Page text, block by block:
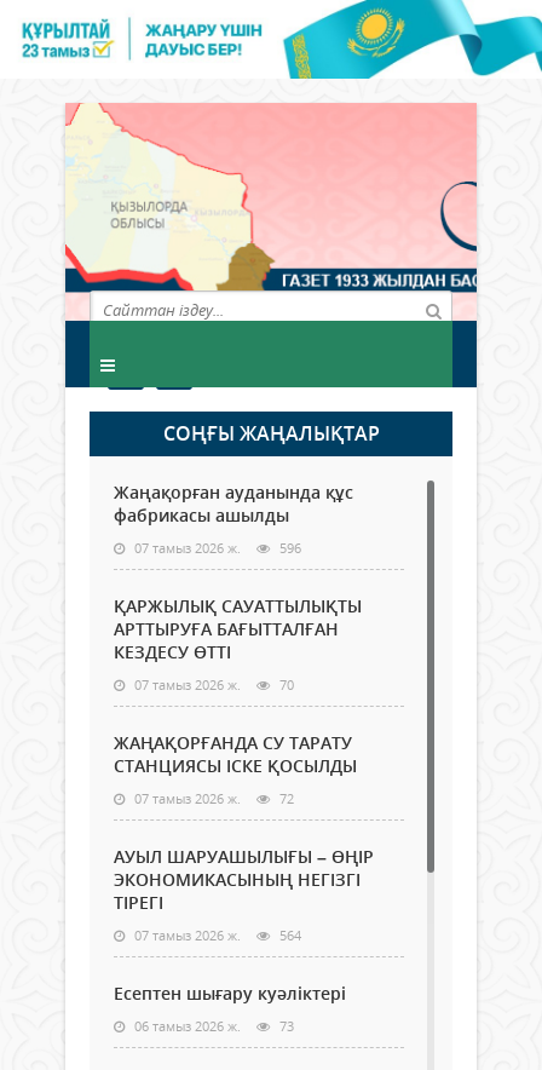
СОҢҒЫ ЖАҢАЛЫҚТАР
Жаңақорған ауданында құс
фабрикасы ашылды
07 тамыз 2026 ж. 596
ҚАРЖЫЛЫҚ САУАТТЫЛЫҚТЫ
АРТТЫРУҒА БАҒЫТТАЛҒАН
КЕЗДЕСУ ӨТТІ
07 тамыз 2026 ж. 70
ЖАҢАҚОРҒАНДА СУ ТАРАТУ
СТАНЦИЯСЫ ІСКЕ ҚОСЫЛДЫ
07 тамыз 2026 ж. 72
АУЫЛ ШАРУАШЫЛЫҒЫ – ӨҢІР
ЭКОНОМИКАСЫНЫҢ НЕГІЗГІ
ТІРЕГІ
07 тамыз 2026 ж. 564
Есептен шығару куәліктері
06 тамыз 2026 ж. 73